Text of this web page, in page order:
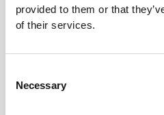
provided to them or that
of their services.
Selection
Necessary